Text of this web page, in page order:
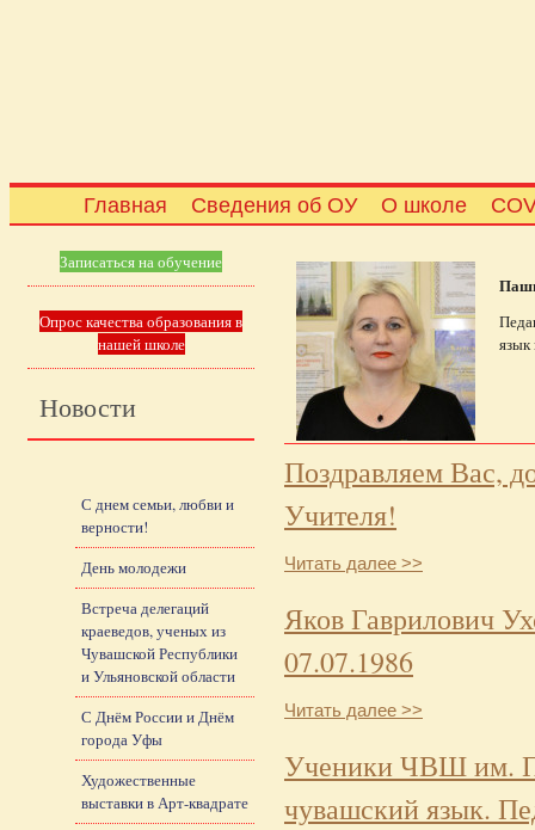
Главная Сведения об ОУ О школе
язык
Поздравляем Вас,
Учителя!
Читать далее >>
Яков Гаврилович
07.07.1986
Читать далее >>
Ученики ЧВШ им.
чувашский язык.
Записаться на обучение
Опрос качества образования в
нашей школе
Новости
С днем семьи, любви и
верности!
День молодежи
Встреча делегаций
краеведов, ученых из
Чувашской Республики
и Ульяновской области
С Днём России и Днём
города Уфы
Художественные
выставки в Арт-квадрате